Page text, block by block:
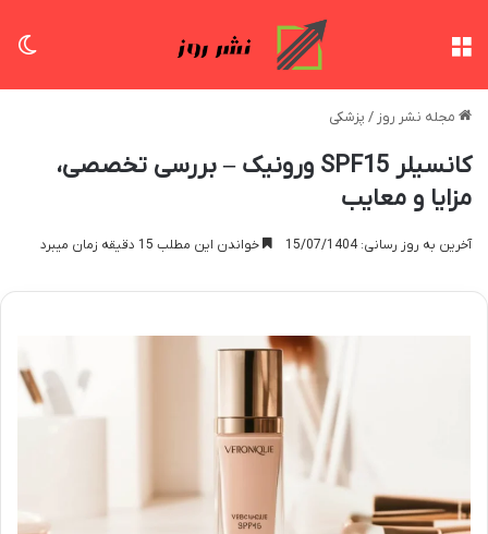
مجله نشر روز / پزشکی
کانسیلر SPF15 ورونیک – بررسی تخصصی،
مزایا و معایب
آخرین به روز رسانی: 15/07/1404 خواندن این مطلب 15 دقیقه زمان میبرد